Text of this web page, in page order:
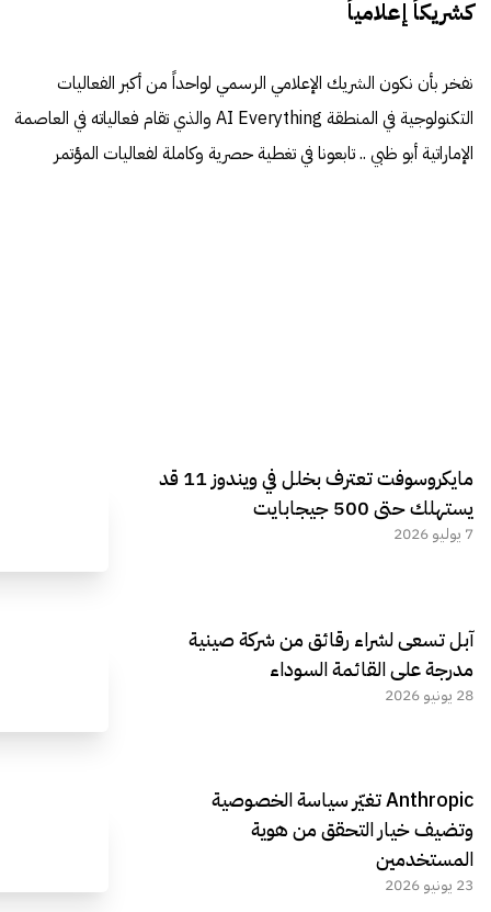
كشريكاً إعلامياً
نفخر بأن نكون الشريك الإعلامي الرسمي لواحداً من أكبر الفعاليات
التكنولوجية في المنطقة AI Everything والذي تقام فعالياته في العاصمة
الإماراتية أبو ظبي .. تابعونا في تغطية حصرية وكاملة لفعاليات المؤتمر
مايكروسوفت تعترف بخلل في ويندوز 11 قد
يستهلك حتى 500 جيجابايت
7 يوليو 2026
آبل تسعى لشراء رقائق من شركة صينية
مدرجة على القائمة السوداء
28 يونيو 2026
Anthropic تغيّر سياسة الخصوصية
وتضيف خيار التحقق من هوية
المستخدمين
23 يونيو 2026